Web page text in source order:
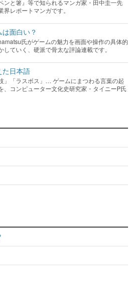
氏がゲームの魅力を画面や操作の具体的
していく、硬派で骨太な評論連載です。
た日本語
」「ラスボス」… ゲームにまつわる言葉の起
、コンピューター文化史研究家・タイニーP氏